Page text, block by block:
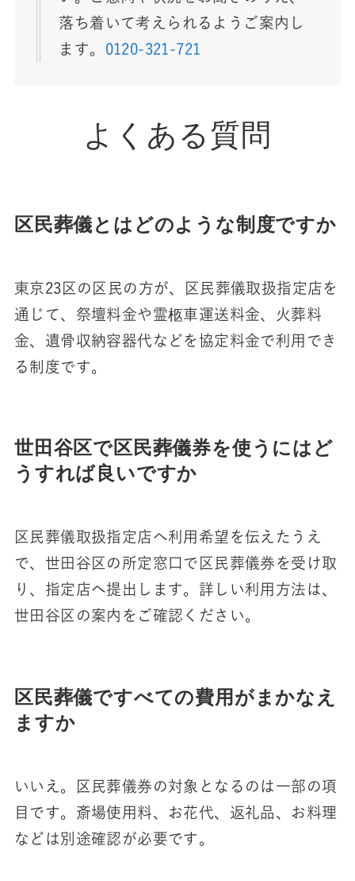
落ち着いて考えられるようご案内し
ます。 0120-321-721
よくある質問
区民葬儀とはどのような制度ですか
東京23区の区民の方が、区民葬儀取扱指定店を
通じて、祭壇料金や霊柩車運送料金、火葬料
金、遺骨収納容器代などを協定料金で利用でき
る制度です。
世田谷区で区民葬儀券を使うにはど
うすれば良いですか
区民葬儀取扱指定店へ利用希望を伝えたうえ
で、世田谷区の所定窓口で区民葬儀券を受け取
り、指定店へ提出します。詳しい利用方法は、
世田谷区の案内をご確認ください。
区民葬儀ですべての費用がまかなえ
ますか
いいえ。区民葬儀券の対象となるのは一部の項
目です。斎場使用料、お花代、返礼品、お料理
などは別途確認が必要です。